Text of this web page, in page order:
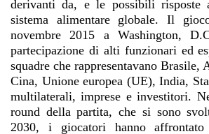
derivanti da, e le possibili risposte
sistema alimentare globale. Il
novembre 2015 a Washington,
partecipazione di alti funzionari ed
squadre che rappresentavano Brasile,
Cina, Unione europea (UE), India,
multilaterali, imprese e investitori.
round della partita, che si sono
2030, i giocatori hanno